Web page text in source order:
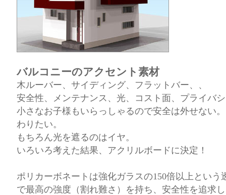
バルコニーのアクセント素材
木ルーバー、サイディング、フラットバー、、
安全性、メンテナンス、光、コスト面、プライバ
小さなお子様もいらっしゃるので安全は外せない
わりたい。
もちろん光を遮るのはイヤ。
いろいろ考えた結果、アクリルボードに決定！
ポリカーボネートは強化ガラスの150倍以上という
で最高の強度（割れ難さ）を持ち、安全性を追求